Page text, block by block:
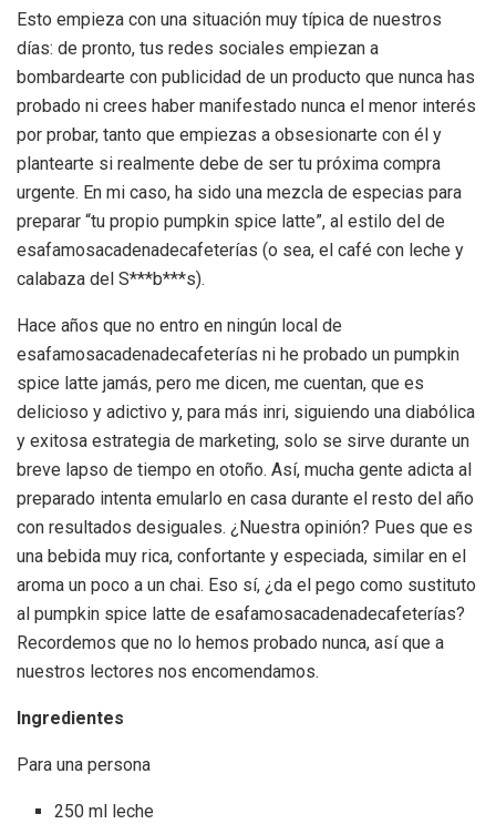
Esto empieza con una situación muy típica de nuestros
días: de pronto, tus redes sociales empiezan a
bombardearte con publicidad de un producto que nunca has
probado ni crees haber manifestado nunca el menor interés
por probar, tanto que empiezas a obsesionarte con él y
plantearte si realmente debe de ser tu próxima compra
urgente. En mi caso, ha sido una mezcla de especias para
preparar “tu propio pumpkin spice latte”, al estilo del de
esafamosacadenadecafeterías (o sea, el café con leche y
calabaza del S***b***s).
Hace años que no entro en ningún local de
esafamosacadenadecafeterías ni he probado un pumpkin
spice latte jamás, pero me dicen, me cuentan, que es
delicioso y adictivo y, para más inri, siguiendo una diabólica
y exitosa estrategia de marketing, solo se sirve durante un
breve lapso de tiempo en otoño. Así, mucha gente adicta al
preparado intenta emularlo en casa durante el resto del año
con resultados desiguales. ¿Nuestra opinión? Pues que es
una bebida muy rica, confortante y especiada, similar en el
aroma un poco a un chai. Eso sí, ¿da el pego como sustituto
al pumpkin spice latte de esafamosacadenadecafeterías?
Recordemos que no lo hemos probado nunca, así que a
nuestros lectores nos encomendamos.
Ingredientes
Para una persona
250 ml leche